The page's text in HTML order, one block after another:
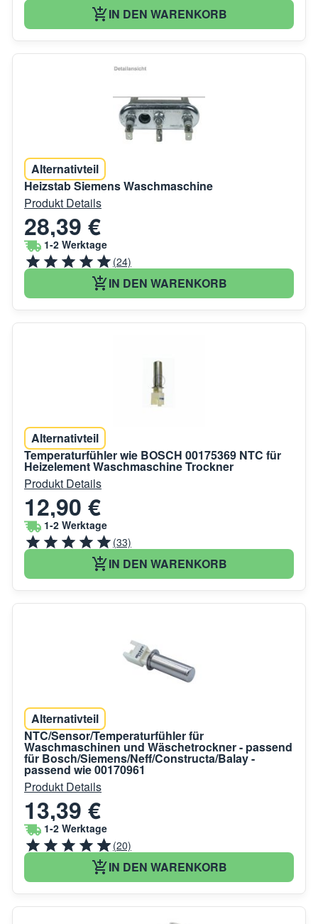
IN DEN WARENKORB
Alternativteil
Heizstab Siemens Waschmaschine
Produkt Details
28,39 €
1-2 Werktage
(24)
IN DEN WARENKORB
Alternativteil
Temperaturfühler wie BOSCH 00175369 NTC für
Heizelement Waschmaschine Trockner
Produkt Details
12,90 €
1-2 Werktage
(33)
IN DEN WARENKORB
Alternativteil
NTC/Sensor/Temperaturfühler für
Waschmaschinen und Wäschetrockner - passend
für Bosch/Siemens/Neff/Constructa/Balay -
passend wie 00170961
Produkt Details
13,39 €
1-2 Werktage
(20)
IN DEN WARENKORB